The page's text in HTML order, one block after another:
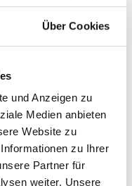
Über Cookies
und Anzeigen zu
Medien anbieten
Website zu
zu Ihrer
Partner für
weiter. Unsere
Grande
Bordeaux
AC